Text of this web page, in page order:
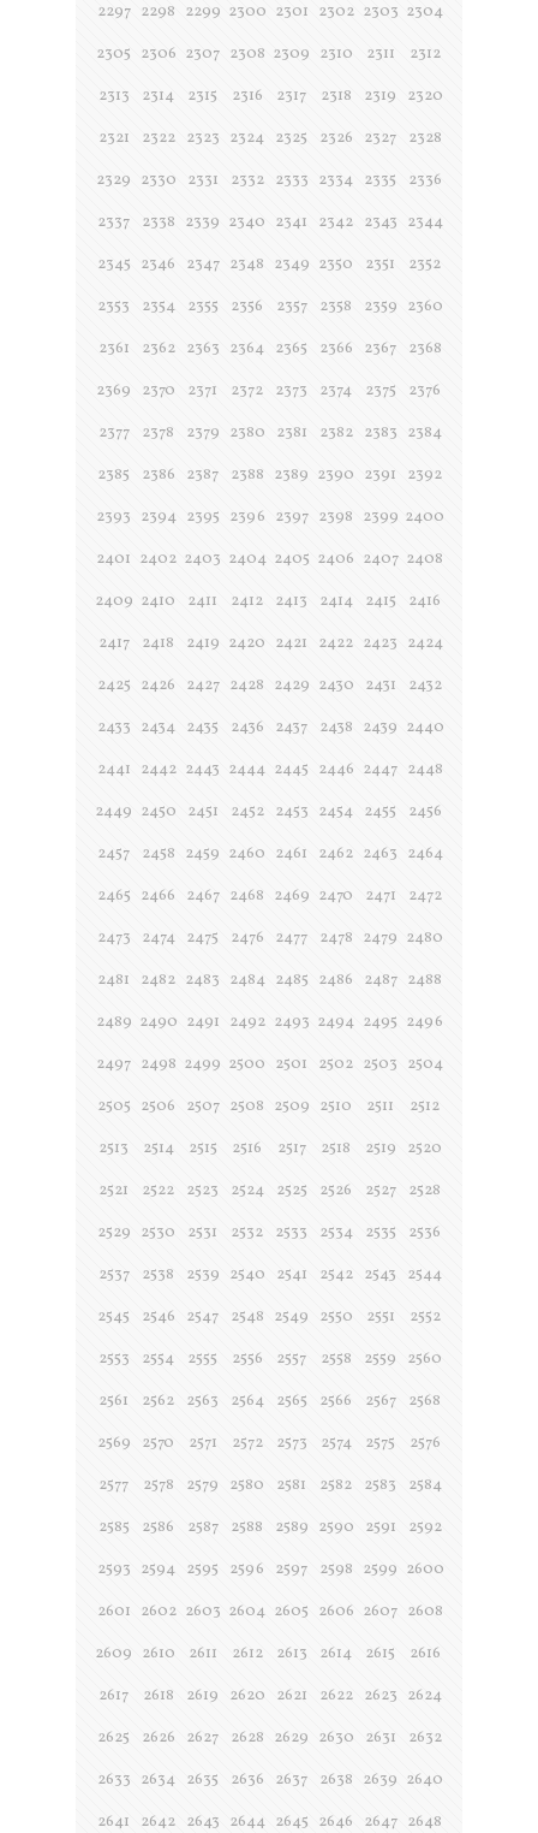
2297 2298 2299 2300 2301 2302 2303 2304
2305 2306 2307 2308 2309 2310 2311
2312
2313
2314 2315 2316 2317 2318 2319
2320
2321
2322 2323 2324 2325 2326 2327
2328
2329 2330 2331 2332 2333 2334 2335
2336
2337
2338 2339 2340 2341 2342 2343 2344
2345 2346 2347 2348 2349 2350 2351
2352
2353
2354 2355 2356 2357 2358 2359 2360
2361
2362 2363 2364 2365 2366 2367
2368
2369
2370 2371 2372 2373 2374 2375
2376
2377
2378 2379 2380 2381 2382 2383 2384
2385
2386 2387 2388 2389 2390 2391
2392
2393 2394 2395 2396 2397 2398 2399 2400
2401 2402 2403 2404 2405 2406 2407 2408
2409 2410 2411 2412 2413 2414 2415
2416
2417
2418 2419 2420 2421 2422 2423 2424
2425 2426 2427 2428 2429 2430 2431
2432
2433 2434 2435 2436 2437 2438 2439 2440
2441 2442 2443 2444 2445 2446 2447 2448
2449 2450 2451 2452 2453 2454 2455
2456
2457
2458 2459 2460 2461 2462 2463 2464
2465 2466 2467 2468 2469 2470 2471
2472
2473
2474 2475 2476 2477 2478 2479 2480
2481
2482 2483 2484 2485 2486 2487 2488
2489 2490 2491 2492 2493 2494 2495 2496
2497 2498 2499 2500 2501 2502 2503 2504
2505 2506 2507 2508 2509 2510 2511
2512
2513
2514 2515 2516 2517 2518 2519
2520
2521
2522 2523 2524 2525 2526 2527
2528
2529 2530 2531 2532 2533 2534 2535
2536
2537
2538 2539 2540 2541 2542 2543
2544
2545
2546 2547 2548 2549 2550 2551
2552
2553
2554 2555 2556 2557 2558 2559
2560
2561
2562 2563 2564 2565 2566 2567
2568
2569
2570 2571 2572 2573 2574 2575
2576
2577
2578 2579 2580 2581 2582 2583
2584
2585
2586 2587 2588 2589 2590 2591
2592
2593 2594 2595 2596 2597 2598 2599 2600
2601 2602 2603 2604 2605 2606 2607 2608
2609 2610 2611 2612 2613 2614 2615
2616
2617
2618 2619 2620 2621 2622 2623 2624
2625
2626 2627 2628 2629 2630 2631
2632
2633 2634 2635 2636 2637 2638 2639 2640
2641
2642 2643 2644 2645 2646 2647 2648